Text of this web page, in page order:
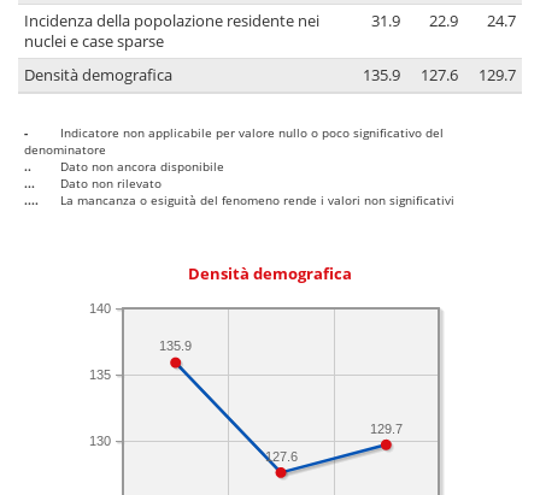
Incidenza della popolazione residente nei
nuclei e case sparse
31.9 22.9 24.7
Densità demografica 135.9 127.6 129.7
-
Indicatore non applicabile per valore nullo o poco significativo del
denominatore
..
Dato non ancora disponibile
...
Dato non rilevato
....
La mancanza o esiguità del fenomeno rende i valori non significativi
Densità demografica
130
135
140
129.7
127.6
135.9